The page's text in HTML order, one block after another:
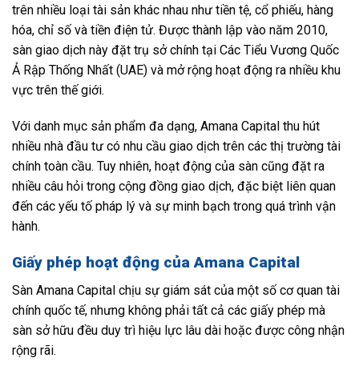
trên nhiều loại tài sản khác nhau như tiền tệ, cổ phiếu, hàng
hóa, chỉ số và tiền điện tử. Được thành lập vào năm 2010,
sàn giao dịch này đặt trụ sở chính tại Các Tiểu Vương Quốc
Ả Rập Thống Nhất (UAE) và mở rộng hoạt động ra nhiều khu
vực trên thế giới.
Với danh mục sản phẩm đa dạng, Amana Capital thu hút
nhiều nhà đầu tư có nhu cầu giao dịch trên các thị trường tài
chính toàn cầu. Tuy nhiên, hoạt động của sàn cũng đặt ra
nhiều câu hỏi trong cộng đồng giao dịch, đặc biệt liên quan
đến các yếu tố pháp lý và sự minh bạch trong quá trình vận
hành.
Giấy phép hoạt động của Amana Capital
Sàn Amana Capital chịu sự giám sát của một số cơ quan tài
chính quốc tế, nhưng không phải tất cả các giấy phép mà
sàn sở hữu đều duy trì hiệu lực lâu dài hoặc được công nhận
rộng rãi.